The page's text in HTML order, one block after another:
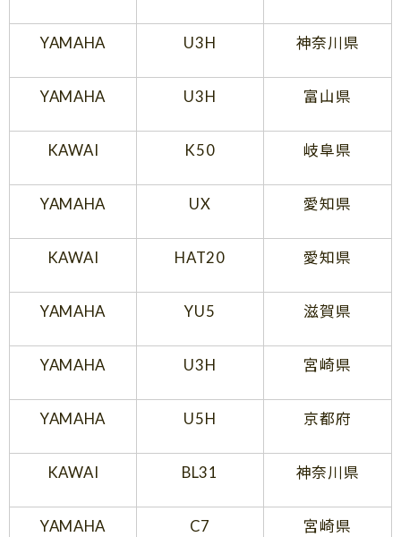
YAMAHA U3H 神奈川県
YAMAHA U3H 富山県
KAWAI K50 岐阜県
YAMAHA UX 愛知県
KAWAI HAT20 愛知県
YAMAHA YU5 滋賀県
YAMAHA U3H 宮崎県
YAMAHA U5H 京都府
KAWAI BL31 神奈川県
YAMAHA C7 宮崎県